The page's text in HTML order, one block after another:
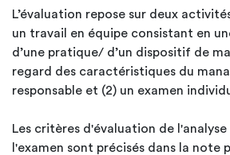
L’évaluation repose sur deux
un travail en équipe consistant en
d’une pratique/ d’un dispositif de
regard des caractéristiques du
responsable et (2) un examen
Les critères d'évaluation de
l'examen sont précisés dans la note